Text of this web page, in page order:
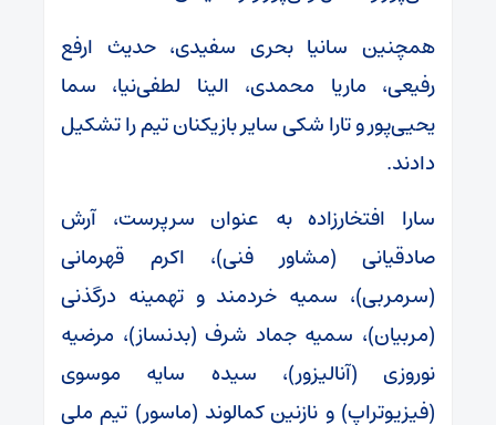
همچنین سانیا بحری سفیدی، حدیث ارفع
رفیعی، ماریا محمدی، الینا لطفی‌نیا، سما
یحیی‌پور و تارا شکی سایر بازیکنان تیم را تشکیل
دادند.
سارا افتخارزاده به عنوان سرپرست، آرش
صادقیانی (مشاور فنی)، اکرم قهرمانی
(سرمربی)، سمیه خردمند و تهمینه درگذنی
(مربیان)، سمیه جماد شرف (بدنساز)، مرضیه
نوروزی (آنالیزور)، سیده سایه موسوی
(فیزیوتراپ) و نازنین کمالوند (ماسور) تیم ملی